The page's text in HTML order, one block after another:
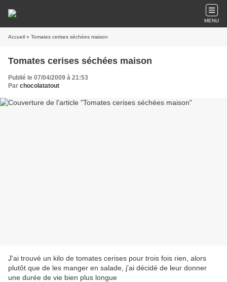
MENU
Accueil » Tomates cerises séchées maison
Tomates cerises séchées maison
Publié le 07/04/2009 à 21:53
Par chocolatatout
J'ai trouvé un kilo de tomates cerises pour trois fois rien, alors
plutôt que de les manger en salade, j'ai décidé de leur donner
une durée de vie bien plus longue